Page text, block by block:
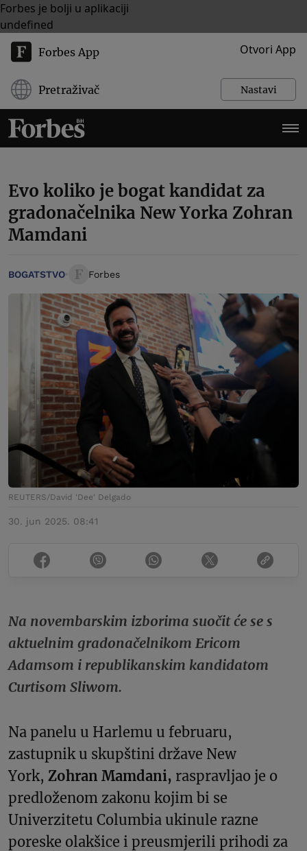
Forbes je bolji u aplikaciji
undefined
Forbes App Otvori App
Pretraživač Nastavi
Evo koliko je bogat kandidat za
gradonačelnika New Yorka Zohran
Mamdani
BOGATSTVO Forbes
REUTERS/David 'Dee' Delgado
30. jun 2025. 08:41
Na novembarskim izborima suočit će se s
aktuelnim gradonačelnikom Ericom
Adamsom i republikanskim kandidatom
Curtisom Sliwom.
Na panelu u Harlemu u februaru,
zastupnik u skupštini države New
York, Zohran Mamdani, raspravljao je o
predloženom zakonu kojim bi se
Univerzitetu Columbia ukinule razne
poreske olakšice i preusmjerili prihodi za